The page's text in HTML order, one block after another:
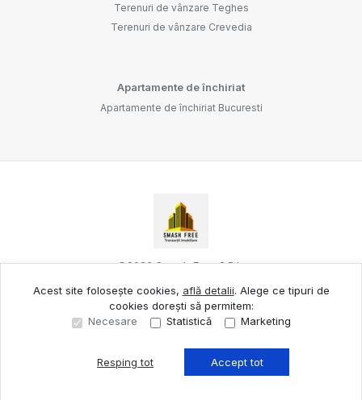
Terenuri de vânzare Teghes
Terenuri de vânzare Crevedia
Apartamente de închiriat
Apartamente de închiriat Bucuresti
©2026Smash Free S.R.L.
Site creat în
Acest site folosește cookies, află detalii. Alege ce tipuri de
cookies dorești să permitem:
Necesare
Statistică Marketing
Resping tot Accept tot